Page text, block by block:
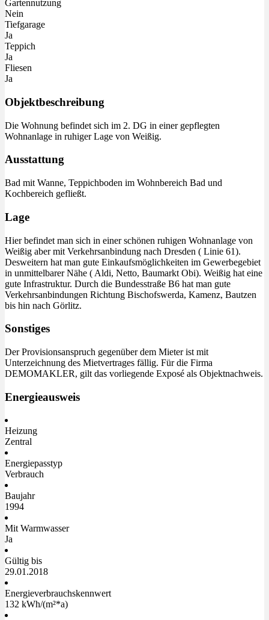
Gartennutzung
Nein
Tiefgarage
Ja
Teppich
Ja
Fliesen
Ja
Objektbeschreibung
Die Wohnung befindet sich im 2. DG in einer gepflegten
Wohnanlage in ruhiger Lage von Weißig.
Ausstattung
Bad mit Wanne, Teppichboden im Wohnbereich Bad und
Kochbereich gefließt.
Lage
Hier befindet man sich in einer schönen ruhigen Wohnanlage von
Weißig aber mit Verkehrsanbindung nach Dresden ( Linie 61).
Desweitern hat man gute Einkaufsmöglichkeiten im Gewerbegebiet
in unmittelbarer Nähe ( Aldi, Netto, Baumarkt Obi). Weißig hat eine
gute Infrastruktur. Durch die Bundesstraße B6 hat man gute
Verkehrsanbindungen Richtung Bischofswerda, Kamenz, Bautzen
bis hin nach Görlitz.
Sonstiges
Der Provisionsanspruch gegenüber dem Mieter ist mit
Unterzeichnung des Mietvertrages fällig. Für die Firma
DEMOMAKLER, gilt das vorliegende Exposé als Objektnachweis.
Energieausweis
Heizung
Zentral
Energiepasstyp
Verbrauch
Baujahr
1994
Mit Warmwasser
Ja
Gültig bis
29.01.2018
Energieverbrauchskennwert
132 kWh/(m²*a)